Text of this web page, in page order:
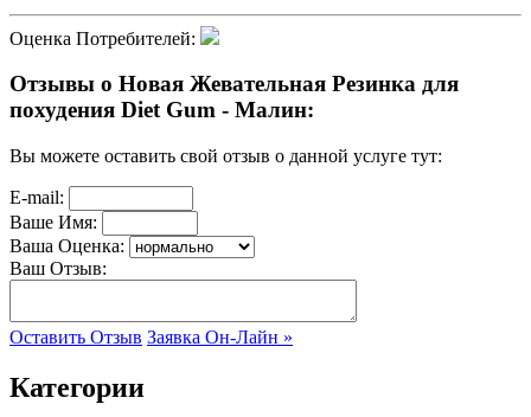
Оценка Потребителей:
Отзывы о Новая Жевательная Резинка для
похудения Diet Gum - Малин:
Вы можете оставить свой отзыв о данной услуге тут:
E-mail:
Ваше Имя:
Ваша Оценка:
Ваш Отзыв:
Оставить Отзыв Заявка Он-Лайн »
Категории